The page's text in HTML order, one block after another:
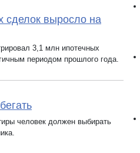
сделок выросло на
3,1 млн ипотечных
периодом прошлого года.
человек должен выбирать